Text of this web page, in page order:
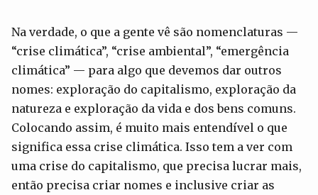
Na verdade, o que a gente vê são nomenclaturas —
“crise climática”, “crise ambiental”, “emergência
climática” — para algo que devemos dar outros
nomes: exploração do capitalismo, exploração da
natureza e exploração da vida e dos bens comuns.
Colocando assim, é muito mais entendível o que
significa essa crise climática. Isso tem a ver com
uma crise do capitalismo, que precisa lucrar mais,
então precisa criar nomes e inclusive criar as